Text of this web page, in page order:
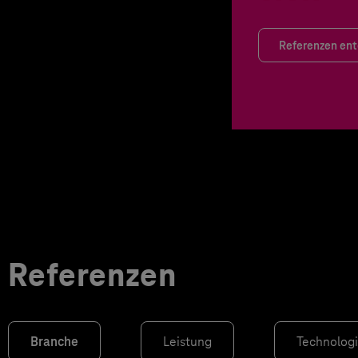
Referenzen
Referenzen
Branche Leistung